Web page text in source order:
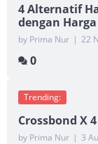
4 Alternatif
dengan
by Prima Nur | 22
0
Trending:
Crossbond X
by Prima Nur | 3